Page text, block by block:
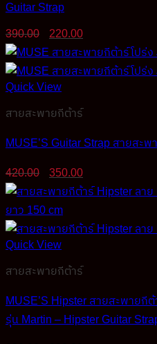
Guitar Strap
390.00
Original
price
was:
390.00฿.
220.00
is:
220.00฿.
Quick View
สายสะพายกีต้าร์
MUSE’S Guitar Strap สายสะ
420.00
Original
price
was:
420.00฿.
350.00
is:
Quick View
สายสะพายกีต้าร์
MUSE’S Hipster สายสะพายกี
รุ่น Martin – Hipster Guitar